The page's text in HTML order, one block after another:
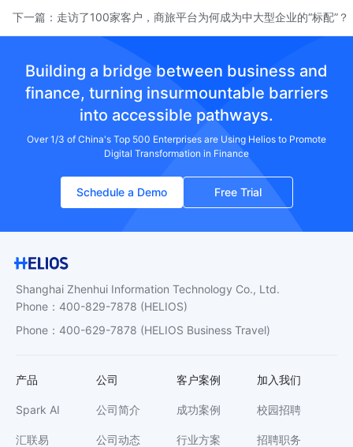
下一篇： 走访了100家客户，商旅平台为何成为中大型企业的“标配”？
Building a bridge between business and
finance, turning insurmountable barriers
into accessible pathways.
Over 1/3 of China's Top 500 Enterprises are Using Helios to Promote
Digital Transformation in Finance
Schedule a Demo Free Trial
Shanghai Zhenhui Information Technology Co., Ltd.
Phone ： 400-829-7878 (HELIOS)
Phone ： 400-629-7878 (HELIOS Business Travel)
产品
Spark AI
汇联易
公司
公司简介
公司动态
客户案例
成功案例
行业方案
加入我们
校园招聘
招聘职务